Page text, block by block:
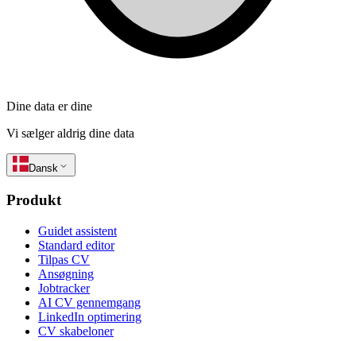
Dine data er dine
Vi sælger aldrig dine data
Dansk
Produkt
Guidet assistent
Standard editor
Tilpas CV
Ansøgning
Jobtracker
AI CV gennemgang
LinkedIn optimering
CV skabeloner